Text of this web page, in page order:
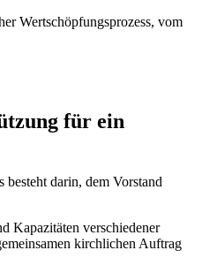
Wertschöpfungsprozess, vom
für ein
besteht darin, dem Vorstand
Kapazitäten verschiedener
kirchlichen Auftrag